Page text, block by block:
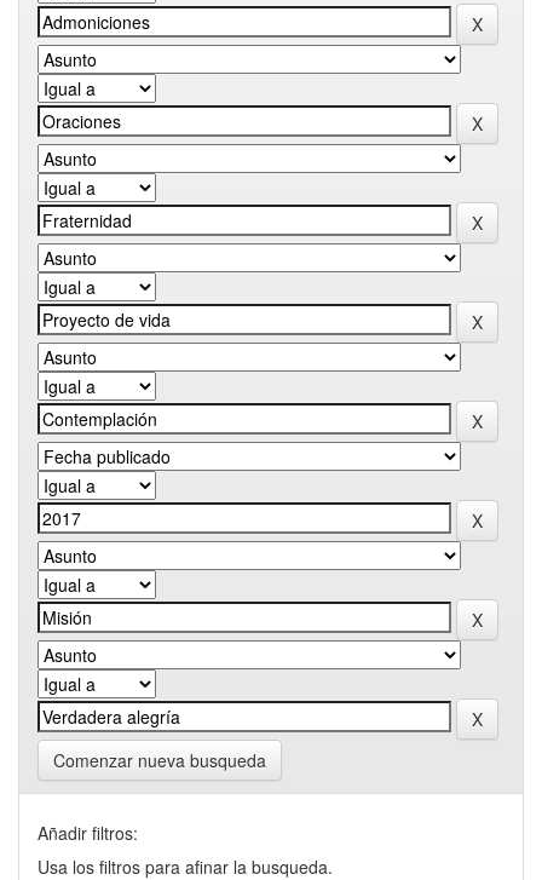
Comenzar nueva busqueda
Añadir filtros:
Usa los filtros para afinar la busqueda.